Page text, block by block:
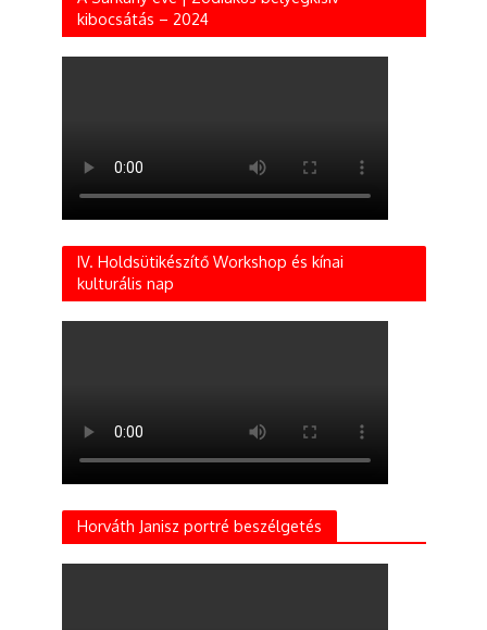
kibocsátás – 2024
IV. Holdsütikészítő Workshop és kínai
kulturális nap
Horváth Janisz portré beszélgetés